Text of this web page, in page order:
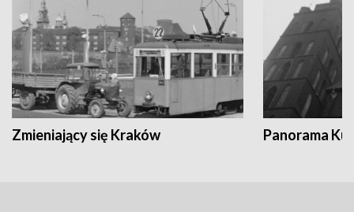
Zmieniający się Kraków Panorama